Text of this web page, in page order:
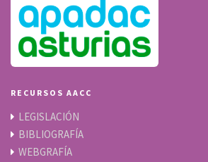
RECURSOS AACC
LEGISLACIÓN
BIBLIOGRAFÍA
WEBGRAFÍA